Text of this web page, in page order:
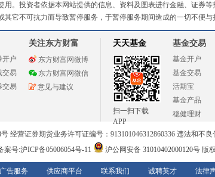
。投资者依据本网站提供的信息、资料及图表进行金融、证券
它不可抗力而导致暂停服务，于暂停服务期间造成的一切不便与
开户
交易
交易
关注东方财富
东方财富网微博
东方财富网微信
意见与建议
天天基金
扫一扫下载
APP
基金交易
基金开户
基金交易
活期宝
基金产品
稳健理财
经营证券期货业务许可证编号：913101046312860336 违法和不良
案号:沪ICP备05006054号-11 沪公网安备 31010402000120号版
广告服务 供应商平台 联系我们 诚聘英才 法律